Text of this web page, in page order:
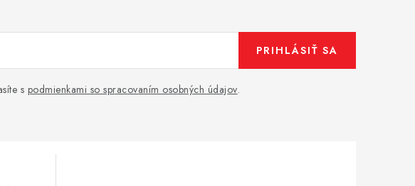
s podmienkami so spracovaním osobných údajov.
PRIHLÁSIŤ SA